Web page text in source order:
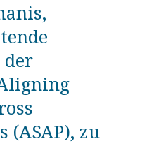
(ASAP), zu